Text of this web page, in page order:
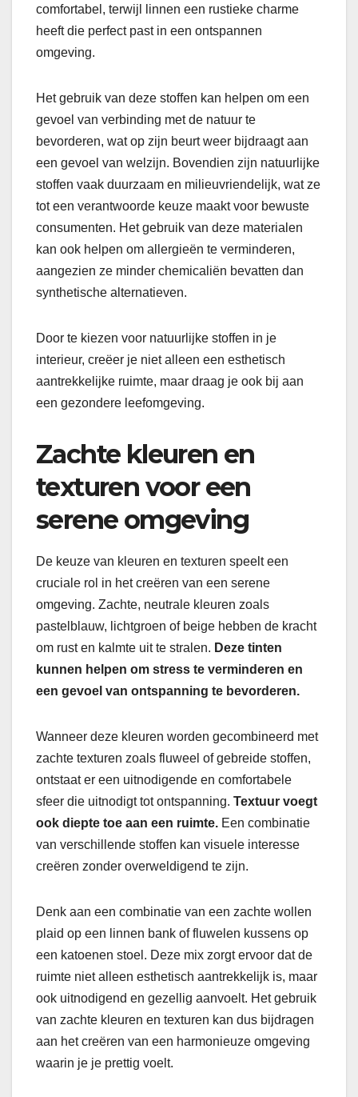
comfortabel, terwijl linnen een rustieke charme
heeft die perfect past in een ontspannen
omgeving.
Het gebruik van deze stoffen kan helpen om een
gevoel van verbinding met de natuur te
bevorderen, wat op zijn beurt weer bijdraagt aan
een gevoel van welzijn. Bovendien zijn natuurlijke
stoffen vaak duurzaam en milieuvriendelijk, wat ze
tot een verantwoorde keuze maakt voor bewuste
consumenten. Het gebruik van deze materialen
kan ook helpen om allergieën te verminderen,
aangezien ze minder chemicaliën bevatten dan
synthetische alternatieven.
Door te kiezen voor natuurlijke stoffen in je
interieur, creëer je niet alleen een esthetisch
aantrekkelijke ruimte, maar draag je ook bij aan
een gezondere leefomgeving.
Zachte kleuren en
texturen voor een
serene omgeving
De keuze van kleuren en texturen speelt een
cruciale rol in het creëren van een serene
omgeving. Zachte, neutrale kleuren zoals
pastelblauw, lichtgroen of beige hebben de kracht
om rust en kalmte uit te stralen. Deze tinten
kunnen helpen om stress te verminderen en
een gevoel van ontspanning te bevorderen.
Wanneer deze kleuren worden gecombineerd met
zachte texturen zoals fluweel of gebreide stoffen,
ontstaat er een uitnodigende en comfortabele
sfeer die uitnodigt tot ontspanning. Textuur voegt
ook diepte toe aan een ruimte. Een combinatie
van verschillende stoffen kan visuele interesse
creëren zonder overweldigend te zijn.
Denk aan een combinatie van een zachte wollen
plaid op een linnen bank of fluwelen kussens op
een katoenen stoel. Deze mix zorgt ervoor dat de
ruimte niet alleen esthetisch aantrekkelijk is, maar
ook uitnodigend en gezellig aanvoelt. Het gebruik
van zachte kleuren en texturen kan dus bijdragen
aan het creëren van een harmonieuze omgeving
waarin je je prettig voelt.